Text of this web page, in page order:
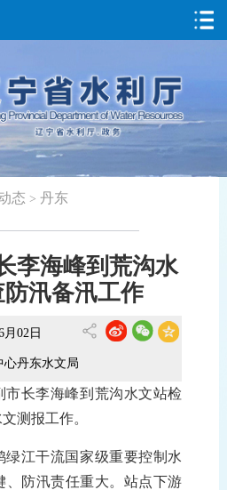
态 > 丹东
李海峰到荒沟水
汛备汛工作
02日
心丹东水文局
市长李海峰到荒沟水文站检
测报工作。
绿江干流国家级重要控制 水
、防汛责任重大。 站点下游